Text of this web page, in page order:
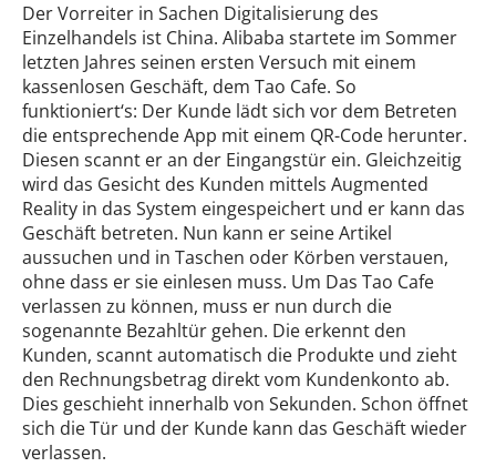
Der Vorreiter in Sachen Digitalisierung des
Einzelhandels ist China. Alibaba startete im Sommer
letzten Jahres seinen ersten Versuch mit einem
kassenlosen Geschäft, dem Tao Cafe. So
funktioniert‘s: Der Kunde lädt sich vor dem Betreten
die entsprechende App mit einem QR-Code herunter.
Diesen scannt er an der Eingangstür ein. Gleichzeitig
wird das Gesicht des Kunden mittels Augmented
Reality in das System eingespeichert und er kann das
Geschäft betreten. Nun kann er seine Artikel
aussuchen und in Taschen oder Körben verstauen,
ohne dass er sie einlesen muss. Um Das Tao Cafe
verlassen zu können, muss er nun durch die
sogenannte Bezahltür gehen. Die erkennt den
Kunden, scannt automatisch die Produkte und zieht
den Rechnungsbetrag direkt vom Kundenkonto ab.
Dies geschieht innerhalb von Sekunden. Schon öffnet
sich die Tür und der Kunde kann das Geschäft wieder
verlassen.